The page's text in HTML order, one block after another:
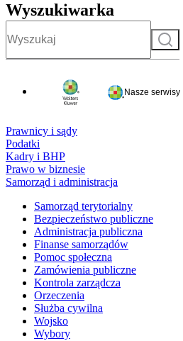
Wyszukiwarka
Szukaj
Nasze serwisy
Prawnicy i sądy
Podatki
Kadry i BHP
Prawo w biznesie
Samorząd i administracja
Samorząd terytorialny
Bezpieczeństwo publiczne
Administracja publiczna
Finanse samorządów
Pomoc społeczna
Zamówienia publiczne
Kontrola zarządcza
Orzeczenia
Służba cywilna
Wojsko
Wybory